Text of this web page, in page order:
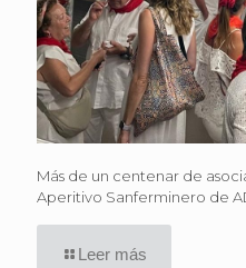
Más de un centenar de
Aperitivo Sanferminero de
Leer más